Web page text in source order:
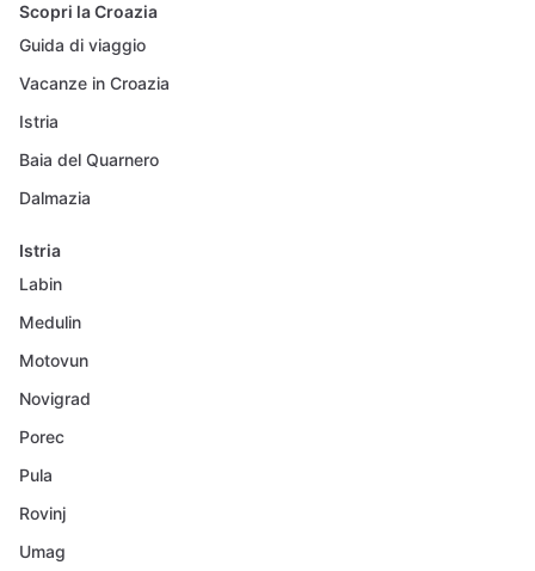
Scopri la Croazia
Guida di viaggio
Vacanze in Croazia
Istria
Baia del Quarnero
Dalmazia
Istria
Labin
Medulin
Motovun
Novigrad
Porec
Pula
Rovinj
Umag